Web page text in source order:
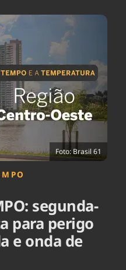
Política
Saúde
Tempo
Foto: Brasil 61
segunda-
para perigo
e onda de